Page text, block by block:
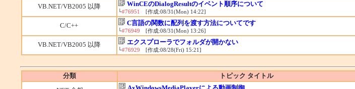
VB.NET/VB2005 以降 WinCEのDialogResultのイベント順序について
└#76951 [作成:08/31(Mon) 14:22]
C/C++ C言語の関数に配列を渡す方法についてです
└#76949 [作成:08/31(Mon) 13:26]
VB.NET/VB2005 以降 エクスプローラでフォルダが開かない
└#76929 [作成:08/28(Fri) 15:21]
分類 トピック タイトル